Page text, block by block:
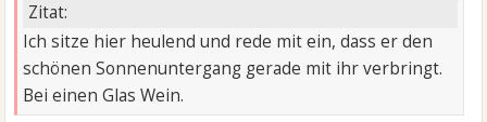
Zitat:
Ich sitze hier heulend und rede mit ein, dass er den
schönen Sonnenuntergang gerade mit ihr verbringt.
Bei einen Glas Wein.